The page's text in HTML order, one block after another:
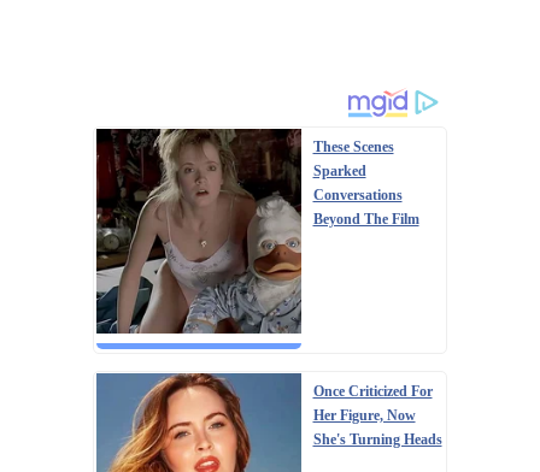
These Scenes
Sparked
Conversations
Beyond The Film
Once Criticized For
Her Figure, Now
She's Turning Heads